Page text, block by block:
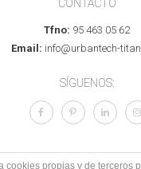
CONTACTO
Tfno: 95 463 05 62
Email: info@urbantech-
SÍGUENOS:
cookies propias y de terceros